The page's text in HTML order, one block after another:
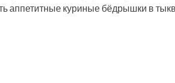
аппетитные куриные бёдрышки в